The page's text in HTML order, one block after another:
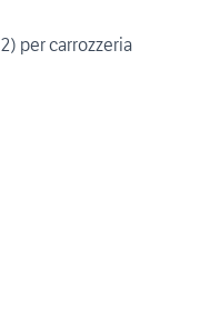
per carrozzeria